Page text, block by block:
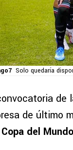
Solo quedaría
de
de último
Copa del Mundo